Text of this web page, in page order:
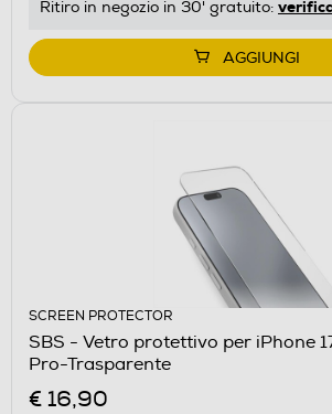
Ritiro in negozio in 30' gratuito:
AGGIUNGI
SCREEN PROTECTOR
SBS - Vetro protettivo per iPhone 17/17 Pro/16
Pro-Trasparente
€ 16,90